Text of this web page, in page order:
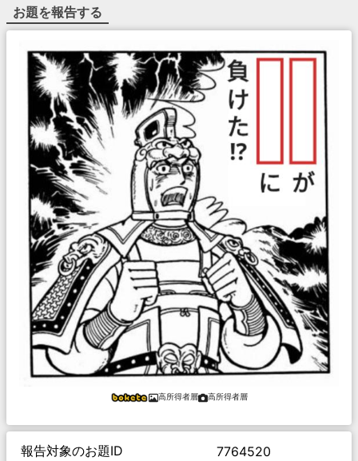
お題を報告する
高所得者層 高所得者層
報告対象のお題ID
7764520